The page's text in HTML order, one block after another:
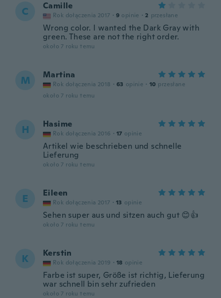
C Camille
Rok dołączenia 2017 · 9 opinie · 2 przesłane
Wrong color. I wanted the Dark Gray with
green. These are not the right order.
około 7 roku temu
M Martina
Rok dołączenia 2018 · 63 opinie · 10 przesłane
około 7 roku temu
H Hasime
Rok dołączenia 2016 · 17 opinie
Artikel wie beschrieben und schnelle
Lieferung
około 7 roku temu
E Eileen
Rok dołączenia 2017 · 13 opinie
Sehen super aus und sitzen auch gut 😊👍
około 7 roku temu
K Kerstin
Rok dołączenia 2019 · 18 opinie
Farbe ist super, Größe ist richtig, Lieferung
war schnell bin sehr zufrieden
około 7 roku temu